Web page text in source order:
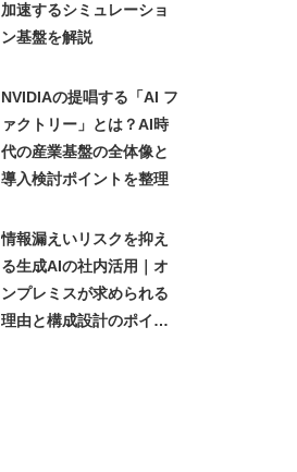
加速するシミュレーショ
ン基盤を解説
NVIDIAの提唱する「AI フ
ァクトリー」とは？AI時
代の産業基盤の全体像と
導入検討ポイントを整理
情報漏えいリスクを抑え
る生成AIの社内活用｜オ
ンプレミスが求められる
理由と構成設計のポイン